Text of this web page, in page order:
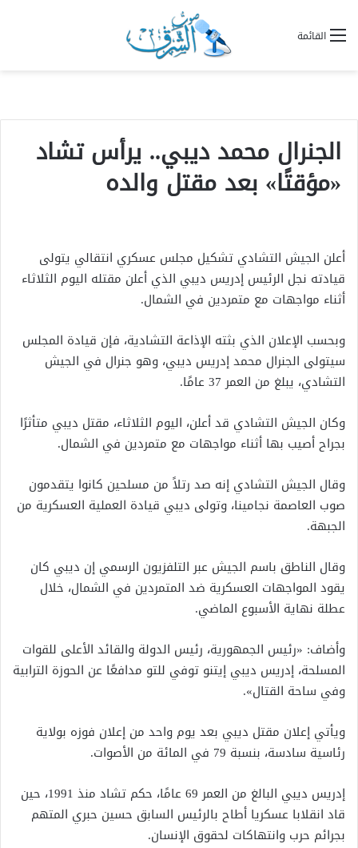
القائمة
الجنرال محمد ديبي.. يرأس تشاد
«مؤقتًا» بعد مقتل والده
أعلن الجيش التشادي تشكيل مجلس عسكري انتقالي يتولى
قيادته نجل الرئيس إدريس ديبي الذي أعلن مقتله اليوم الثلاثاء
أثناء مواجهات مع متمردين في الشمال.
وبحسب الإعلان الذي بثته الإذاعة التشادية، فإن قيادة المجلس
سيتولى الجنرال محمد إدريس ديبي، وهو جنرال في الجيش
التشادي، يبلغ من العمر 37 عامًا.
وكان الجيش التشادي قد أعلن، اليوم الثلاثاء، مقتل ديبي متأثرًا
بجراح أصيب بها أثناء مواجهات مع متمردين في الشمال.
وقال الجيش التشادي إنه صد رتلاً من مسلحين كانوا يتقدمون
صوب العاصمة نجامينا، وتولى ديبي قيادة العملية العسكرية من
الجبهة.
وقال الناطق باسم الجيش عبر التلفزيون الرسمي إن ديبي كان
يقود المواجهات العسكرية ضد المتمردين في الشمال، خلال
عطلة نهاية الأسبوع الماضي.
وأضاف: «رئيس الجمهورية، رئيس الدولة والقائد الأعلى للقوات
المسلحة، إدريس ديبي إيتنو توفي للتو مدافعًا عن الحوزة الترابية
وفي ساحة القتال».
ويأتي إعلان مقتل ديبي بعد يوم واحد من إعلان فوزه بولاية
رئاسية سادسة، بنسبة 79 في المائة من الأصوات.
إدريس ديبي البالغ من العمر 69 عامًا، حكم تشاد منذ 1991، حين
قاد انقلابا عسكريا أطاح بالرئيس السابق حسين حبري المتهم
بجرائم حرب وانتهاكات لحقوق الإنسان.